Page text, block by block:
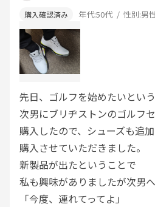
年代:50代 性別:男
先日、ゴルフを始めたいという
次男にブリヂストンのゴルフ
購入したので、シューズも追
購入させていただきました。
新製品が出たということで
私も興味がありましたが次男へ
「今度、連れてってよ」